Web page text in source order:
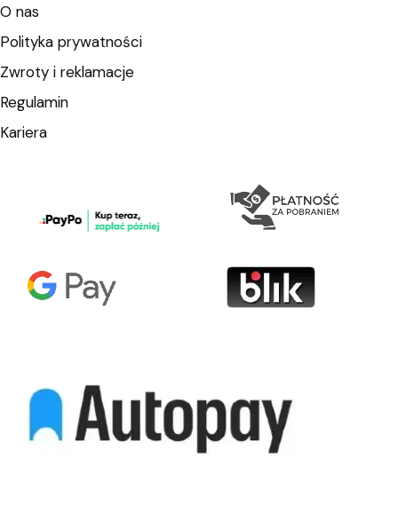
O nas
Polityka prywatności
Zwroty i reklamacje
Regulamin
Kariera